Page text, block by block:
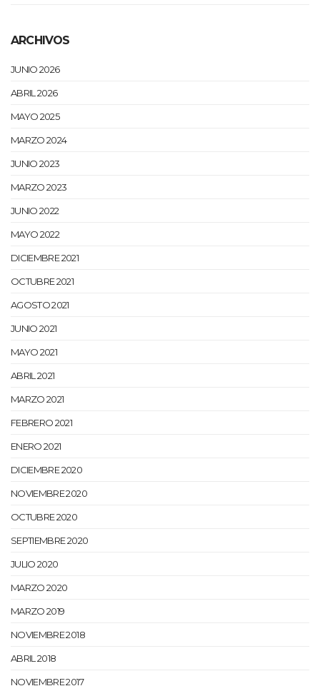
ARCHIVOS
JUNIO 2026
ABRIL 2026
MAYO 2025
MARZO 2024
JUNIO 2023
MARZO 2023
JUNIO 2022
MAYO 2022
DICIEMBRE 2021
OCTUBRE 2021
AGOSTO 2021
JUNIO 2021
MAYO 2021
ABRIL 2021
MARZO 2021
FEBRERO 2021
ENERO 2021
DICIEMBRE 2020
NOVIEMBRE 2020
OCTUBRE 2020
SEPTIEMBRE 2020
JULIO 2020
MARZO 2020
MARZO 2019
NOVIEMBRE 2018
ABRIL 2018
NOVIEMBRE 2017